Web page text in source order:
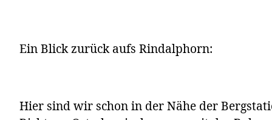
Ein Blick zurück aufs Rindalphorn:
Hier sind wir schon in der Nähe der